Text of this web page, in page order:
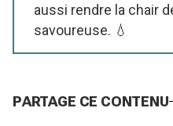
aussi rendre la chair
savoureuse. 💧
PARTAGE CE CONTENU